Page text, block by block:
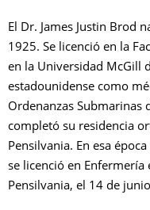
El Dr. James Justin Brod
1925. Se licenció en la
en la Universidad McGill
estadounidense como
Ordenanzas Submarinas
completó su residencia
Pensilvania. En esa
se licenció en Enfermería
Pensilvania, el 14 de